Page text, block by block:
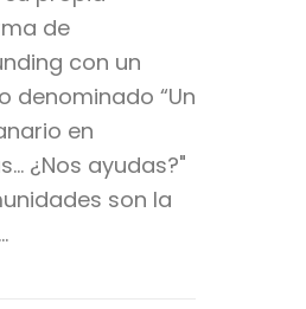
de
con un
denominado “Un
en
¿Nos ayudas?"
son la